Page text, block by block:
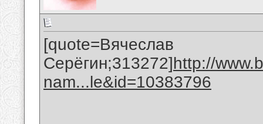
[quote=Вячеслав
Серёгин;313272]http://
nam...le&id=10383796